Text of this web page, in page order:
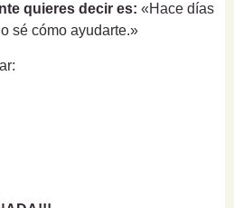
quieres decir es: «Hace días
sé cómo ayudarte.»